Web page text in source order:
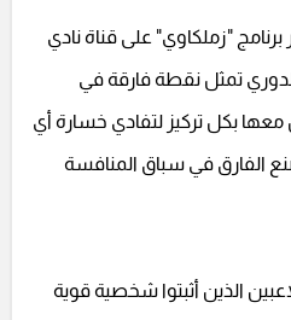
"زملكاوي" على قناة نادي
تمثل نقطة فارقة في
بكل تركيز لتفادي خسارة أي
الفارق في سباق المنافسة
الذين أثبتوا شخصية قوية